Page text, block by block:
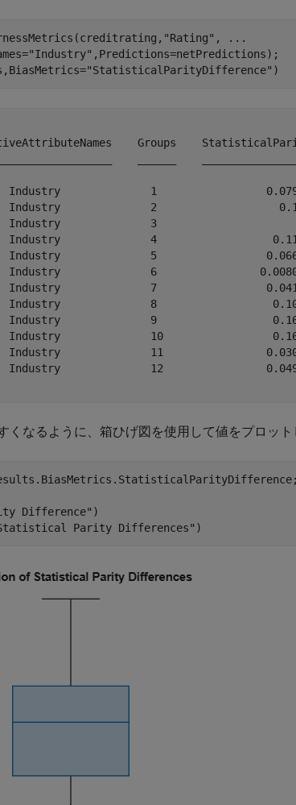
"Rating" ,
...
"Industry" ,Predictions=netPredictions);
"StatisticalParityDifference" )
Groups
Industry              1
Industry              2
Industry              3
Industry              4
Industry              5
Industry              6
Industry              7
Industry              8
Industry              9
Industry              10
Industry              11
Industry              12
くなるように、箱ひげ図を使用して値をプロット
Difference" )
Parity Differences" )